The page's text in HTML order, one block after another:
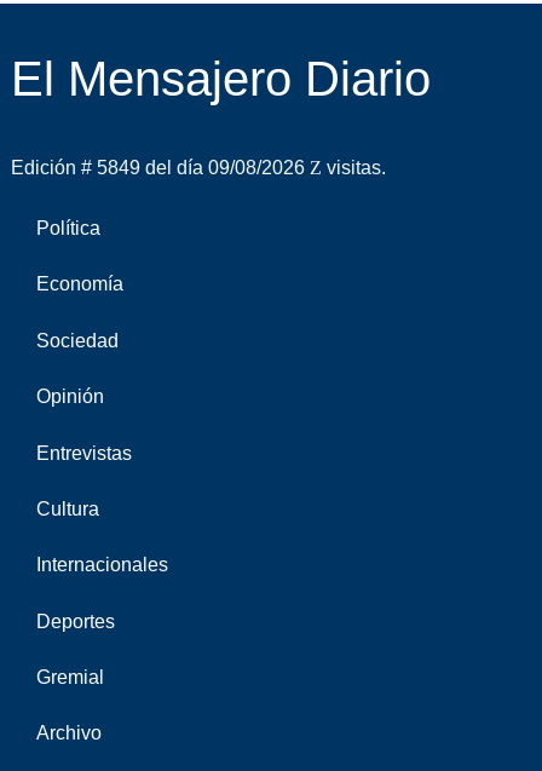
El Mensajero Diario
Edición # 5849 del día 09/08/2026 visitas.
Política
Economía
Sociedad
Opinión
Entrevistas
Cultura
Internacionales
Deportes
Gremial
Archivo